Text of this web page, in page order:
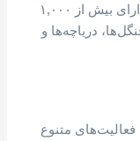
پارک ملی جاسپر دارای بیش از ۱,۰۰۰
دریاچه‌ها و
متنوع